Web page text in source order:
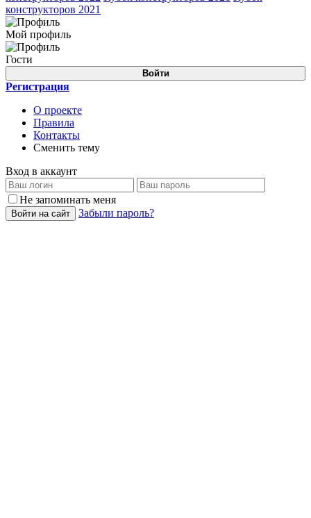
конструкторов 2021
Мой профиль
Гости
Войти
Регистрация
О проекте
Правила
Контакты
Сменить тему
Вход в аккаунт
Не запоминать меня
Войти на сайт Забыли пароль?